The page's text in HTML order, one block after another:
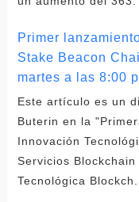
Primer
Stake Beacon
martes a las 8:00
Este artículo es un
Buterin en la
Innovación
Servicios
Tecnológica Blockch.